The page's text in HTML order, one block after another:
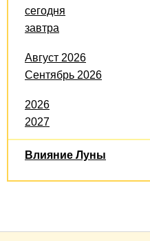
сегодня
завтра
Август 2026
Сентябрь 2026
2026
2027
Влияние Луны